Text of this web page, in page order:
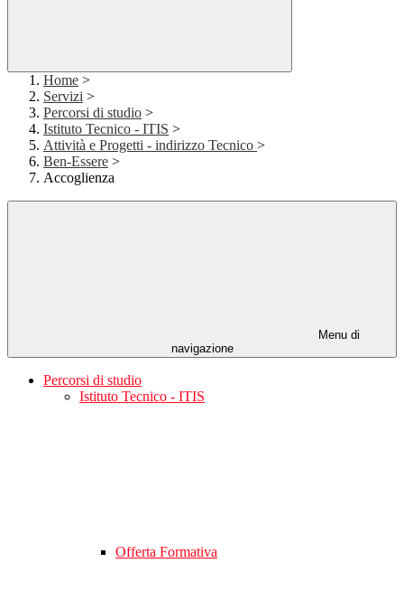
Home >
Servizi >
Percorsi di studio >
Istituto Tecnico - ITIS >
Attività e Progetti - indirizzo Tecnico >
Ben-Essere >
Accoglienza
Menu di
navigazione
Percorsi di studio
Istituto Tecnico - ITIS
Offerta Formativa